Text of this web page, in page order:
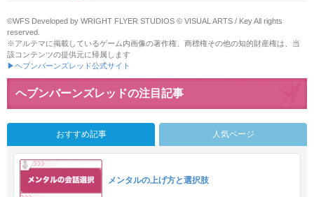
©WFS Developed by WRIGHT FLYER STUDIOS © VISUAL ARTS / Key All rights
reserved.
※アルテマに掲載しているゲーム内画像の著作権、商標権その他の知的財産権は、当
該コンテンツの提供元に帰属します
▶ヘブンバーンズレッド公式サイト
ヘブンバーンズレッドの注目記事
おすすめ記事 人気ページ
メンタルの上げ方と選択肢